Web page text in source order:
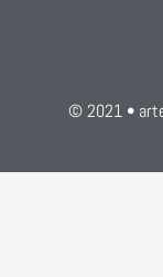
© 2021 •